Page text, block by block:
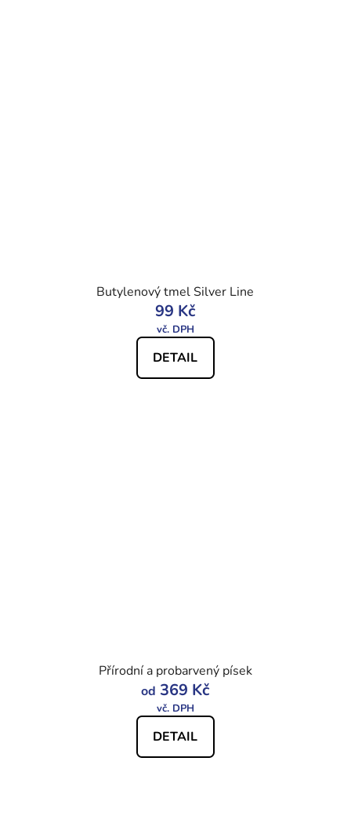
Butylenový tmel Silver Line
99 Kč
DETAIL
Přírodní a probarvený písek
od 369 Kč
DETAIL